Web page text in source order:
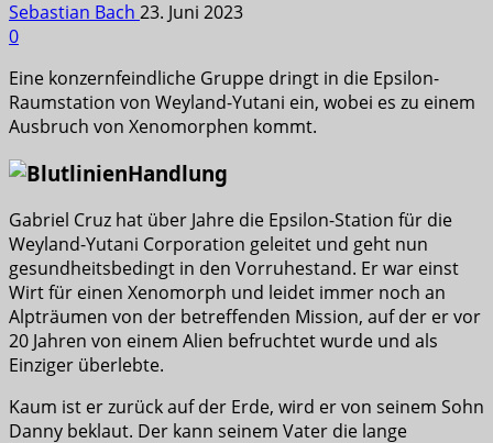
Sebastian Bach 23. Juni 2023
0
Eine konzernfeindliche Gruppe dringt in die Epsilon-
Raumstation von Weyland-Yutani ein, wobei es zu einem
Ausbruch von Xenomorphen kommt.
Handlung
Gabriel Cruz hat über Jahre die Epsilon-Station für die
Weyland-Yutani Corporation geleitet und geht nun
gesundheitsbedingt in den Vorruhestand. Er war einst
Wirt für einen Xenomorph und leidet immer noch an
Alpträumen von der betreffenden Mission, auf der er vor
20 Jahren von einem Alien befruchtet wurde und als
Einziger überlebte.
Kaum ist er zurück auf der Erde, wird er von seinem Sohn
Danny beklaut. Der kann seinem Vater die lange